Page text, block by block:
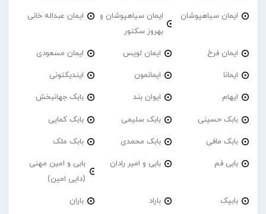
ایمان سیاهپوشان
ایمان سیاهپوشان و
بهروز سکتور
ایمان عبداله خانی
ایمان فرخ ایمان لویس ایمان مسعودی
ایمانا ایمانمون ایندیکتونی
ایهام ایوان بند بابک جهانبخش
بابک حسینی بابک سلیمی بابک کمایی
بابک مافی بابک محمدی بابک ملک
بابی فم بابی و امیر رادان
بابی و امین مهنی
(دایی امین)
بابیک باراد باران